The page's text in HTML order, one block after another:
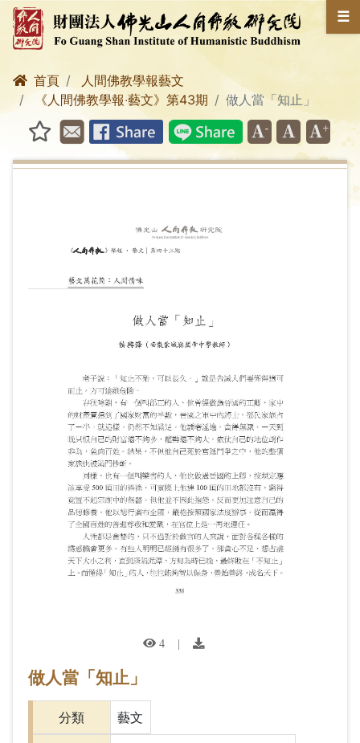
☰
首頁
人間佛教學報藝文
《人間佛教學報‧藝文》第43期
做人當「知止」
4 |
做人當「知止」
分類 藝文